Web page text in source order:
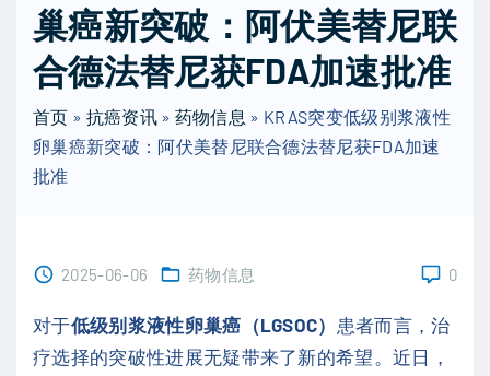
c
h
f
r
:
巢癌新突破：阿伏美替尼联
合德法替尼获FDA加速批准
首页 » 抗癌资讯» 药物信息 » KRAS突变低级别浆液性
卵巢癌新突破：阿伏美替尼联合德法替尼获FDA加速
批准
2025-06-06 药物信息 0
对于低级别浆液性卵巢癌（LGSOC） 患者而言，治
疗选择的突破性进展无疑带来了新的希望。近日，